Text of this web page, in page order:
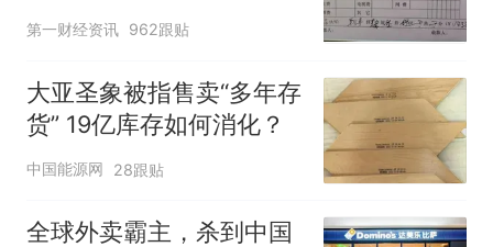
第一财经资讯 962跟贴
大亚圣象被指售卖“多年存
货” 19亿库存如何消化？
中国能源网 28跟贴
全球外卖霸主，杀到中国